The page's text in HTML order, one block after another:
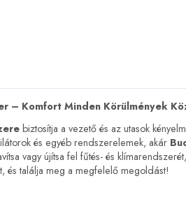
– Komfort Minden Körülmények
biztosítja a vezető és az utasok
és egyéb rendszerelemek, akár
vagy újítsa fel fűtés- és
és találja meg a megfelelő megoldást!